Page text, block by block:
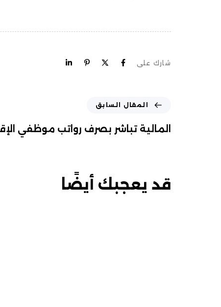
شارك على
المقال السابق
المالية تباشر بصرف رواتب موظفي
قد يعجبك أيضًا